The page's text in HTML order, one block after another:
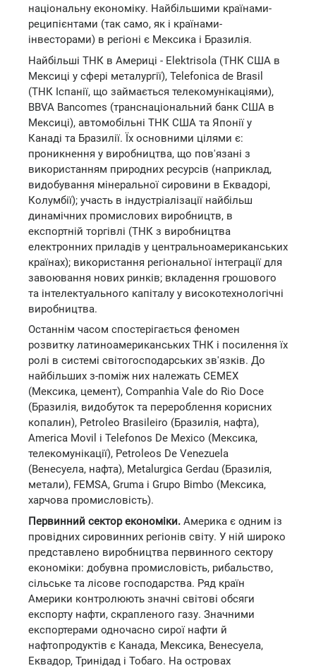
національну економіку. Найбільшими країнами-
реципієнтами (так само, як і країнами-
інвесторами) в регіоні є Мексика і Бразилія.
Найбільші ТНК в Америці - Elektrisola (ТНК США в
Мексиці у сфері металургії), Telefonica de Brasil
(ТНК Іспанії, що займається телекомунікаціями),
BBVA Bancomes (транснаціональний банк США в
Мексиці), автомобільні ТНК США та Японії у
Канаді та Бразилії. Їх основними цілями є:
проникнення у виробництва, що пов'язані з
використанням природних ресурсів (наприклад,
видобування мінеральної сировини в Еквадорі,
Колумбії); участь в індустріалізації найбільш
динамічних промислових виробництв, в
експортній торгівлі (ТНК з виробництва
електронних приладів у центральноамериканських
країнах); використання регіональної інтеграції для
завоювання нових ринків; вкладення грошового
та інтелектуального капіталу у високотехнологічні
виробництва.
Останнім часом спостерігається феномен
розвитку латиноамериканських ТНК і посилення їх
ролі в системі світогосподарських зв'язків. До
найбільших з-поміж них належать CEMEX
(Мексика, цемент), Companhia Vale do Rio Doce
(Бразилія, видобуток та перероблення корисних
копалин), Petroleo Brasileiro (Бразилія, нафта),
America Movil і Telefonos De Mexico (Мексика,
телекомунікації), Petroleos De Venezuela
(Венесуела, нафта), Metalurgica Gerdau (Бразилія,
метали), FEMSA, Gruma і Grupo Bimbo (Мексика,
харчова промисловість).
Первинний сектор економіки. Америка є одним із
провідних сировинних регіонів світу. У ній широко
представлено виробництва первинного сектору
економіки: добувна промисловість, рибальство,
сільське та лісове господарства. Ряд країн
Америки контролюють значні світові обсяги
експорту нафти, скрапленого газу. Значними
експортерами одночасно сирої нафти й
нафтопродуктів є Канада, Мексика, Венесуела,
Еквадор, Тринідад і Тобаго. На островах